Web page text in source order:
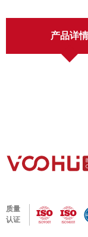
产品详情
质量
认证